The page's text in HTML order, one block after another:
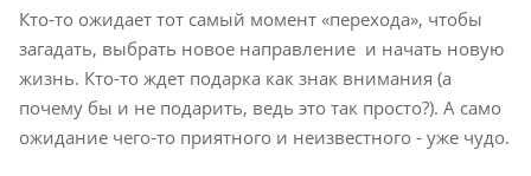
Кто-то ожидает тот самый момент «перехода», чтобы
загадать, выбрать новое направление и начать новую
жизнь. Кто-то ждет подарка как знак внимания (а
почему бы и не подарить, ведь это так просто?). А само
ожидание чего-то приятного и неизвестного - уже чудо.